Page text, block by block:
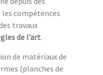
compétences
travaux
de l’art.
de matériaux de
(planches de